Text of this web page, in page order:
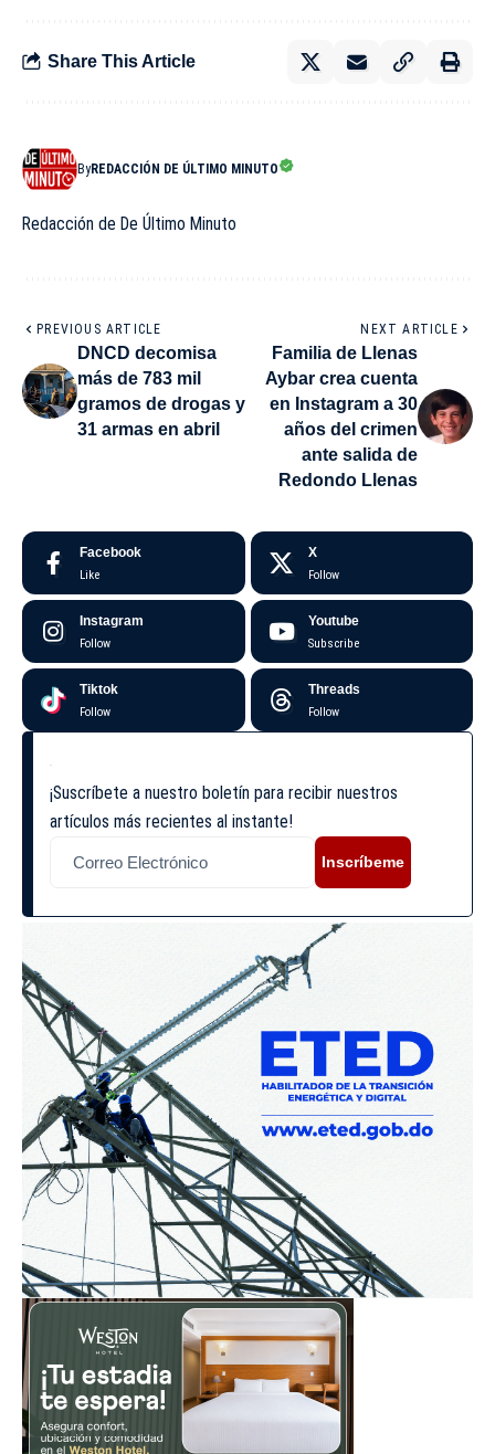
Share This Article
ByREDACCIÓN DE ÚLTIMO MINUTO
Redacción de De Último Minuto
PREVIOUS ARTICLE
DNCD decomisa
más de 783 mil
gramos de drogas y
31 armas en abril
NEXT ARTICLE
Familia de Llenas
Aybar crea cuenta
en Instagram a 30
años del crimen
ante salida de
Redondo Llenas
Facebook
Like
X
Follow
Instagram
Follow
Youtube
Subscribe
Tiktok
Follow
Threads
Follow
¡Suscríbete a nuestro boletín para recibir nuestros
artículos más recientes al instante!
Inscríbeme